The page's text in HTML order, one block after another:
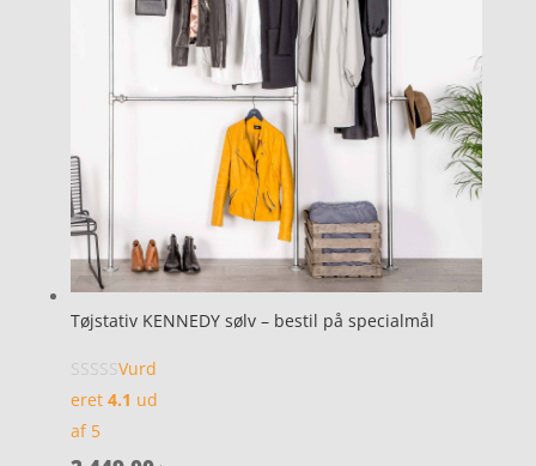
Tøjstativ KENNEDY sølv – bestil på specialmål
Vurd
eret 4.1 ud
af 5